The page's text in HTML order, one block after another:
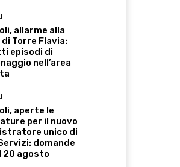
allarme alla
di Torre Flavia:
episodi di
nell’area
aperte le
per il nuovo
unico di
domande
20 agosto